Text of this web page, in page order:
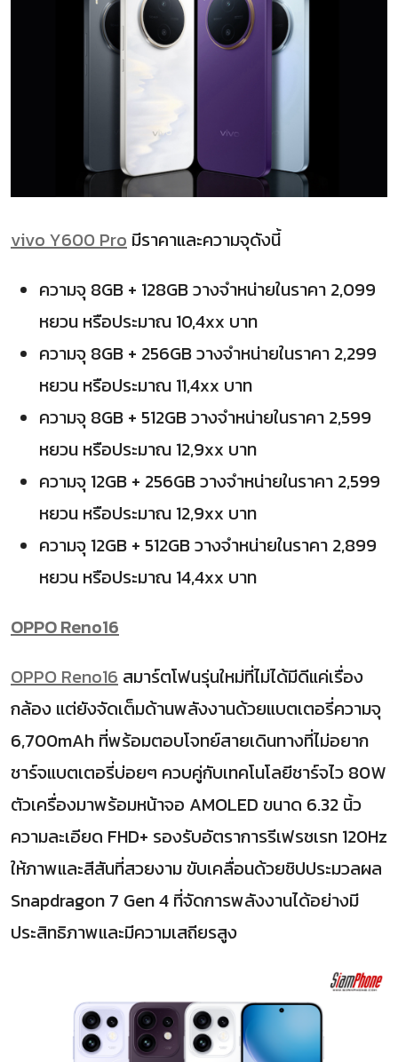
vivo Y600 Pro มีราคาและความจุดังนี้
ความจุ 8GB + 128GB วางจำหน่ายในราคา 2,099
หยวน หรือประมาณ 10,4xx บาท
ความจุ 8GB + 256GB วางจำหน่ายในราคา 2,299
หยวน หรือประมาณ 11,4xx บาท
ความจุ 8GB + 512GB วางจำหน่ายในราคา 2,599
หยวน หรือประมาณ 12,9xx บาท
ความจุ 12GB + 256GB วางจำหน่ายในราคา 2,599
หยวน หรือประมาณ 12,9xx บาท
ความจุ 12GB + 512GB วางจำหน่ายในราคา 2,899
หยวน หรือประมาณ 14,4xx บาท
OPPO Reno16
OPPO Reno16 สมาร์ตโฟนรุ่นใหม่ที่ไม่ได้มีดีแค่เรื่อง
กล้อง แต่ยังจัดเต็มด้านพลังงานด้วยแบตเตอรี่ความจุ
6,700mAh ที่พร้อมตอบโจทย์สายเดินทางที่ไม่อยาก
ชาร์จแบตเตอรี่บ่อยๆ ควบคู่กับเทคโนโลยีชาร์จไว 80W
ตัวเครื่องมาพร้อมหน้าจอ AMOLED ขนาด 6.32 นิ้ว
ความละเอียด FHD+ รองรับอัตราการรีเฟรชเรท 120Hz
ให้ภาพและสีสันที่สวยงาม ขับเคลื่อนด้วยชิปประมวลผล
Snapdragon 7 Gen 4 ที่จัดการพลังงานได้อย่างมี
ประสิทธิภาพและมีความเสถียรสูง